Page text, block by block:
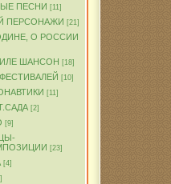
ПЕСНИ [11]
ПЕРСОНАЖИ [21]
О РОССИИ
ШАНСОН [18]
[10]
[11]
[2]
[9]
[23]
[4]